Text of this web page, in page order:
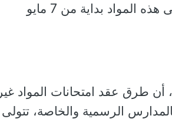
موضحة أنه من المقرر أن تنطلق الاختبارات فى هذه المواد بداية من 7 مايو
أن طرق عقد امتحانات المواد غير
الرسمية والخاصة، تتولى